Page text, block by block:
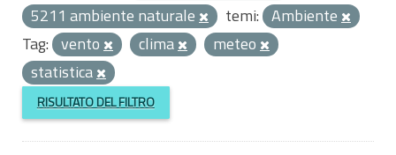
5211 ambiente naturale
temi: Ambiente
Tag: vento clima
meteo
statistica
RISULTATO DEL FILTRO